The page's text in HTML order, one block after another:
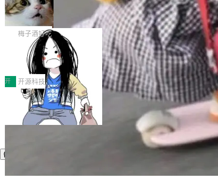
有云模型能够满足快速试用和效率提升的需求。
但对于金融、能源、医疗等对数据安全要求较...
让AI用起来，还要进一步看清混合算力时代下，
Token花在哪里、算力是否被充分利用，以及持
续增长的AI成本该如何优化。 深信服AI算力网关
正是围绕这些实际问题，从Token治理和成本治
理两个方面，让用户的每一份算力都看得清、管
得住、用得稳、省得下、更安全！ 一、从现在开
始，Token使用一目...
ean 在 Google 工作了 27 年后，宣布离职。 他
不是一个人走。一同离开的还有 Sanjay Ghema
wat（Google 员工编号 23，Jeff Dean 二十多
年的编程搭档，MapReduce 和 Bigtable 的共同
作者）、Quoc Le（Google 大脑核心成员，Se
q2Seq 和 DocAI 的共同发明人）以及 Oriol Vin
yals（Gemini 联合负责人，AlphaSta...
🔥 SolonCode v2026.8.4 发布：界面
字体可调、22 种语言、记忆搜索增强
打开终端就能上岗的全中文编码智能体，这一轮
把「看得清、用母语、记得住」三件事一次补
齐。 SolonCode 是什么 SolonCode 是杭州无
耳科技研发的企业级终端编码智能体——一位全
中文驱动的数字员工，自主理解需求、规划步
骤、编写代码。不挑模型、不挑平台，curl 一行
装完即用。 开源地址：Gitee · GitCode · GitHu
b 安装 支持 Java 8+（8~26）、macOS / Linu
x / Windows / Harmony PC。 # macOS / Linu
x / Harmony PC curl -fsSL https://solon.noea
梅子酒好吃
让“代码语义理解”深度释放AI Coding
价值潜能：华为云码道（CodeArts）
代码仓技术解析
一、代码仓深度理解技术的作用与价值 在软件工
程实践中，代码仓是企业核心知识资产的主要载
体。企业级代码仓库通常包含数十万乃至数百万
个文件，其规模远超单次模型调用可承载的上下
文窗口。随着项目规模的持续扩张与代码历史的
不断累积，代码仓中的模块关系、接口契约、业
务逻辑等关键信息往往分散于数十乃至数百个文
件之中，形成高度复杂的知识关联网络。传统的
开 开源科技